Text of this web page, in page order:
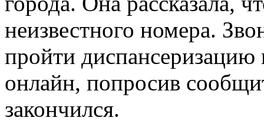
неизвестного номера.
пройти диспансеризацию
онлайн, попросив
закончился.